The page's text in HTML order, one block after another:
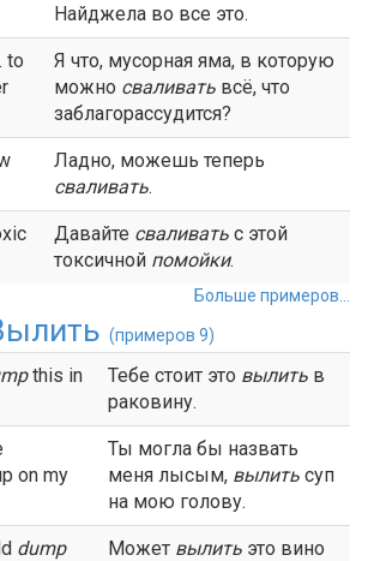
Найджела во все это.
to
Я что, мусорная яма, в которую
можно сваливать всё, что
заблагорассудится?
Ладно, можешь теперь
сваливать.
Давайте сваливать с этой
токсичной помойки.
Больше примеров...
(примеров 9)
this in
Тебе стоит это вылить в
раковину.
on my
Ты могла бы назвать
меня лысым, вылить суп
на мою голову.
dump
Может вылить это вино